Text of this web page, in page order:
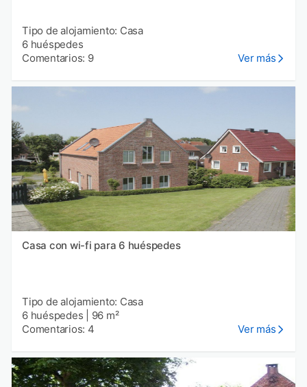
Tipo de alojamiento: Casa
6 huéspedes
Comentarios: 9
Ver más
Casa con wi-fi para 6 huéspedes
Tipo de alojamiento: Casa
6 huéspedes
96 m²
Comentarios: 4
Ver más